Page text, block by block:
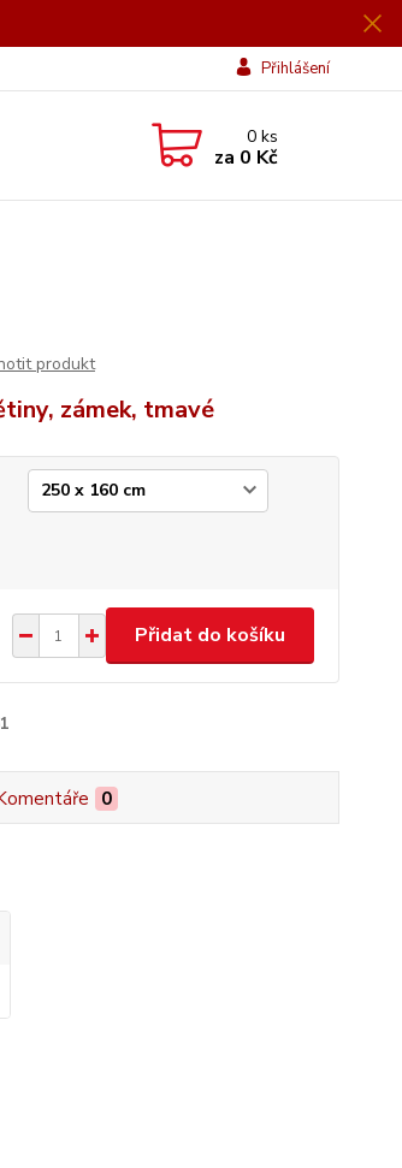
Přihlášení
0ks
za 0 Kč
produkt
zámek, tmavé
Přidat do košíku
0